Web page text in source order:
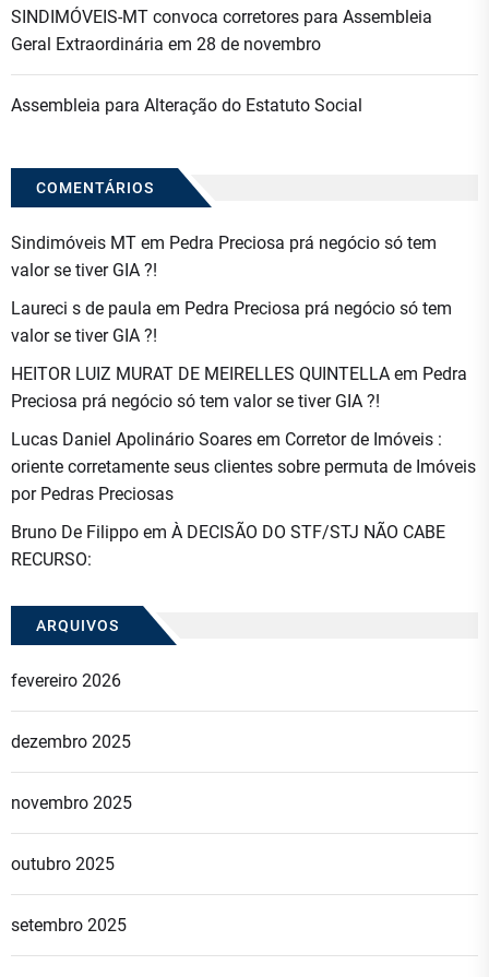
SINDIMÓVEIS-MT convoca corretores para Assembleia
Geral Extraordinária em 28 de novembro
Assembleia para Alteração do Estatuto Social
COMENTÁRIOS
Sindimóveis MT em Pedra Preciosa prá negócio só tem
valor se tiver GIA ?!
Laureci s de paula em Pedra Preciosa prá negócio só tem
valor se tiver GIA ?!
HEITOR LUIZ MURAT DE MEIRELLES QUINTELLA em Pedra
Preciosa prá negócio só tem valor se tiver GIA ?!
Lucas Daniel Apolinário Soares em Corretor de Imóveis :
oriente corretamente seus clientes sobre permuta de Imóveis
por Pedras Preciosas
Bruno De Filippo em À DECISÃO DO STF/STJ NÃO CABE
RECURSO:
ARQUIVOS
fevereiro 2026
dezembro 2025
novembro 2025
outubro 2025
setembro 2025